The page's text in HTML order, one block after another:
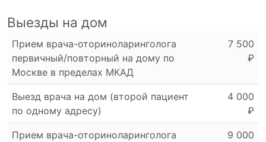
Выезды на дом
Прием врача-оториноларинголога
первичный/повторный на дому по
Москве в пределах МКАД
7 500
₽
Выезд врача на дом (второй пациент
по одному адресу)
4 000
₽
Прием врача-оториноларинголога
9 000